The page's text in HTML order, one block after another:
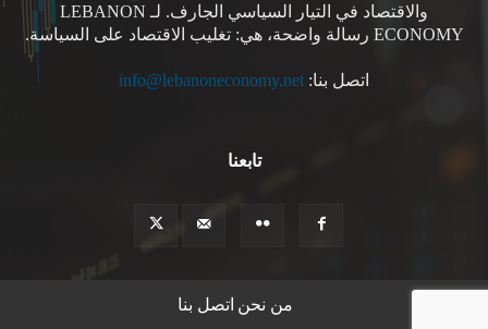
والاقتصاد في التيار السياسي الجارف. لـ LEBANON
ECONOMY رسالة واضحة، هي: تغليب الاقتصاد على السياسة.
اتصل بنا: info@lebanoneconomy.net
تابعنا
من نحن اتصل بنا